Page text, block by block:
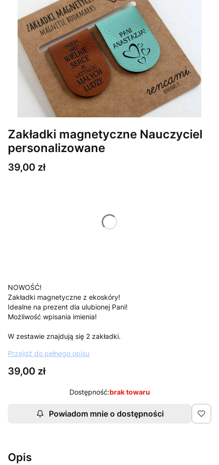
Zakładki magnetyczne Nauczyciel
personalizowane
Cena
39,00 zł
NOWOŚĆ!
Zakładki magnetyczne z ekoskóry!
Idealne na prezent dla ulubionej Pani!
Możliwość wpisania imienia!
W zestawie znajdują się 2 zakładki.
Przejdź do pełnego opisu
Cena
39,00 zł
Dostępność:brak towaru
Powiadom mnie o dostępności
Opis